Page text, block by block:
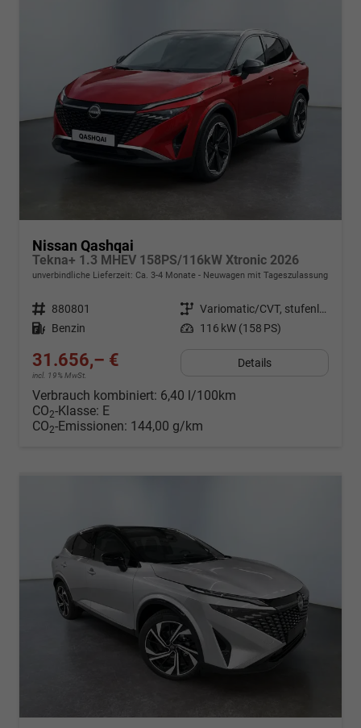
Nissan Qashqai
Tekna+ 1.3 MHEV 158PS/116kW Xtronic 2026
unverbindliche Lieferzeit: Ca. 3-4 Monate Neuwagen mit Tageszulassung
Fahrzeugnr. 880801 Getriebe
Variomatic/CVT, stufenlos
Kraftstoff Benzin Leistung 116 kW (158 PS)
31.656,– €
incl. 19% MwSt.
Details
Verbrauch kombiniert: 6,40 l/100km
CO2-Klasse: E
CO2-Emissionen: 144,00 g/km